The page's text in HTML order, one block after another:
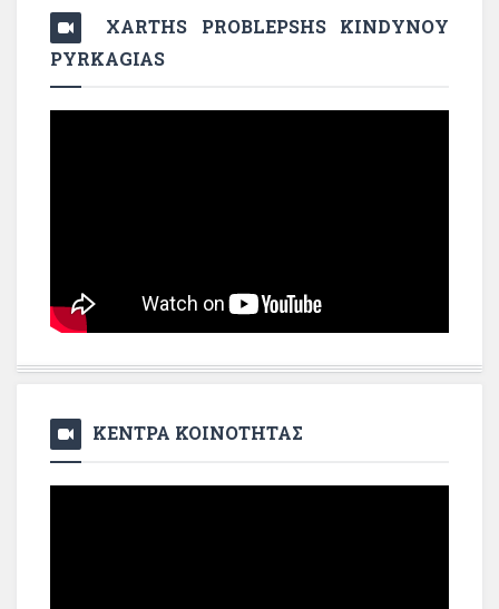
XARTHS PROBLEPSHS KINDYNOY
PYRKAGIAS
ΚΕΝΤΡΑ ΚΟΙΝΟΤΗΤΑΣ